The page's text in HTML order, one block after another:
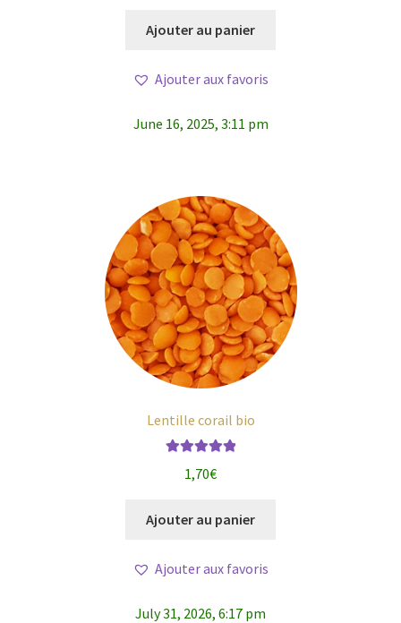
Ajouter au panier
Ajouter aux favoris
June 16, 2025, 3:11 pm
Lentille corail bio
1,70€
Ajouter au panier
Ajouter aux favoris
July 31, 2026, 6:17 pm